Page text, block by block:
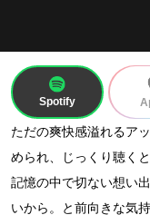
Spotify
ただの爽快感溢れるア
められ、じっくり聴く
記憶の中で切ない想い
いから。と前向きな気